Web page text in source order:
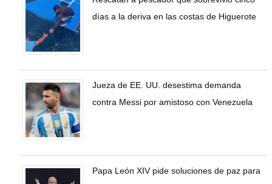
días a la deriva en las costas de Higuerote
Jueza de EE. UU. desestima demanda
contra Messi por amistoso con Venezuela
Papa León XIV pide soluciones de paz para